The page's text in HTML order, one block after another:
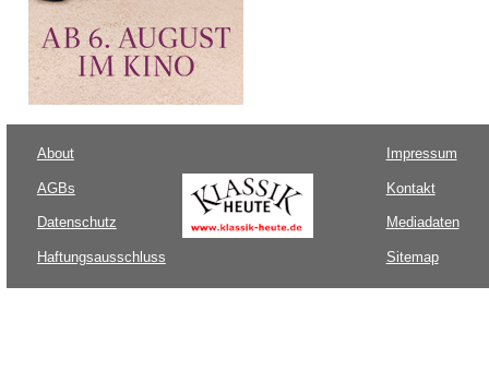
About
AGBs
Datenschutz
Haftungsausschluss
Impressum
Kontakt
Mediadaten
Sitemap